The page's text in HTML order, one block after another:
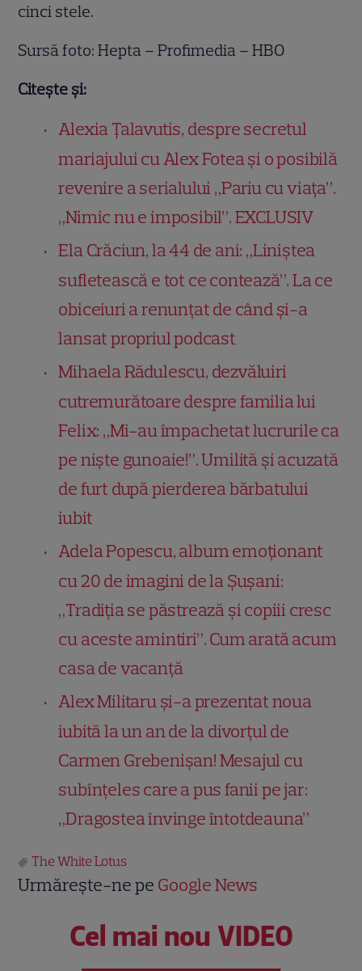
cinci stele.
Sursă foto: Hepta – Profimedia – HBO
Citește și:
Alexia Țalavutis, despre secretul
mariajului cu Alex Fotea și o posibilă
revenire a serialului „Pariu cu viața”.
„Nimic nu e imposibil”. EXCLUSIV
Ela Crăciun, la 44 de ani: „Liniștea
sufletească e tot ce contează”. La ce
obiceiuri a renunțat de când și-a
lansat propriul podcast
Mihaela Rădulescu, dezvăluiri
cutremurătoare despre familia lui
Felix: „Mi-au împachetat lucrurile ca
pe niște gunoaie!”. Umilită și acuzată
de furt după pierderea bărbatului
iubit
Adela Popescu, album emoționant
cu 20 de imagini de la Șușani:
„Tradiția se păstrează și copiii cresc
cu aceste amintiri”. Cum arată acum
casa de vacanță
Alex Militaru și-a prezentat noua
iubită la un an de la divorțul de
Carmen Grebenișan! Mesajul cu
subînțeles care a pus fanii pe jar:
„Dragostea învinge întotdeauna”
The White Lotus
Urmărește-ne pe Google News
Cel mai nou VIDEO